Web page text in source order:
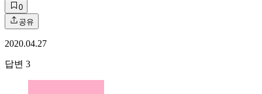
0
공유
2020.04.27
답변 3